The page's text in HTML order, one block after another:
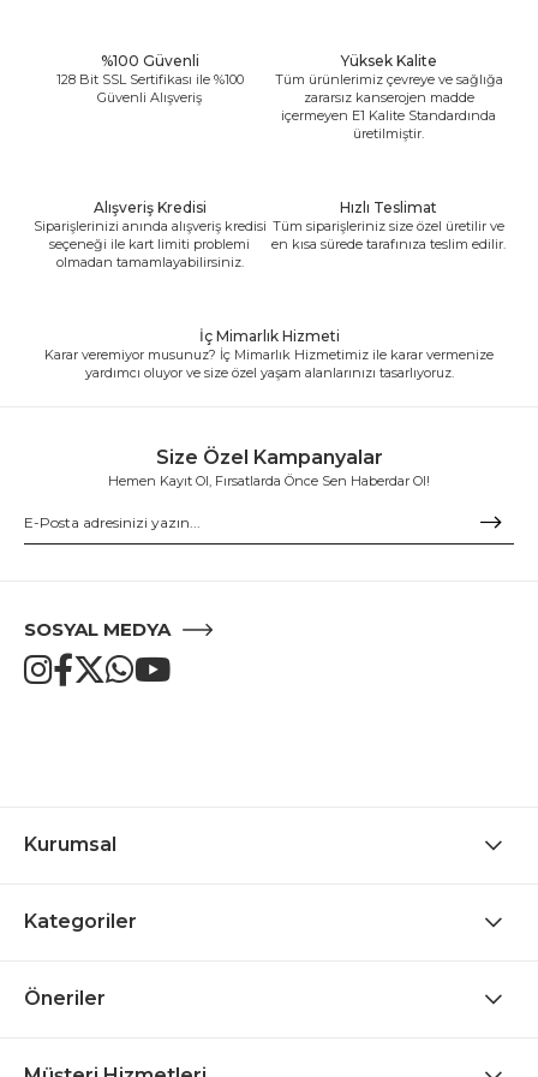
%100 Güvenli
128 Bit SSL Sertifikası ile %100
Güvenli Alışveriş
Yüksek Kalite
Tüm ürünlerimiz çevreye ve sağlığa
zararsız kanserojen madde
içermeyen E1 Kalite Standardında
üretilmiştir.
Alışveriş Kredisi
Siparişlerinizi anında alışveriş kredisi
seçeneği ile kart limiti problemi
olmadan tamamlayabilirsiniz.
Hızlı Teslimat
Tüm siparişleriniz size özel üretilir ve
en kısa sürede tarafınıza teslim edilir.
İç Mimarlık Hizmeti
Karar veremiyor musunuz? İç Mimarlık Hizmetimiz ile karar vermenize
yardımcı oluyor ve size özel yaşam alanlarınızı tasarlıyoruz.
Size Özel Kampanyalar
Hemen Kayıt Ol, Fırsatlarda Önce Sen Haberdar Ol!
SOSYAL MEDYA
Kurumsal
Kategoriler
Öneriler